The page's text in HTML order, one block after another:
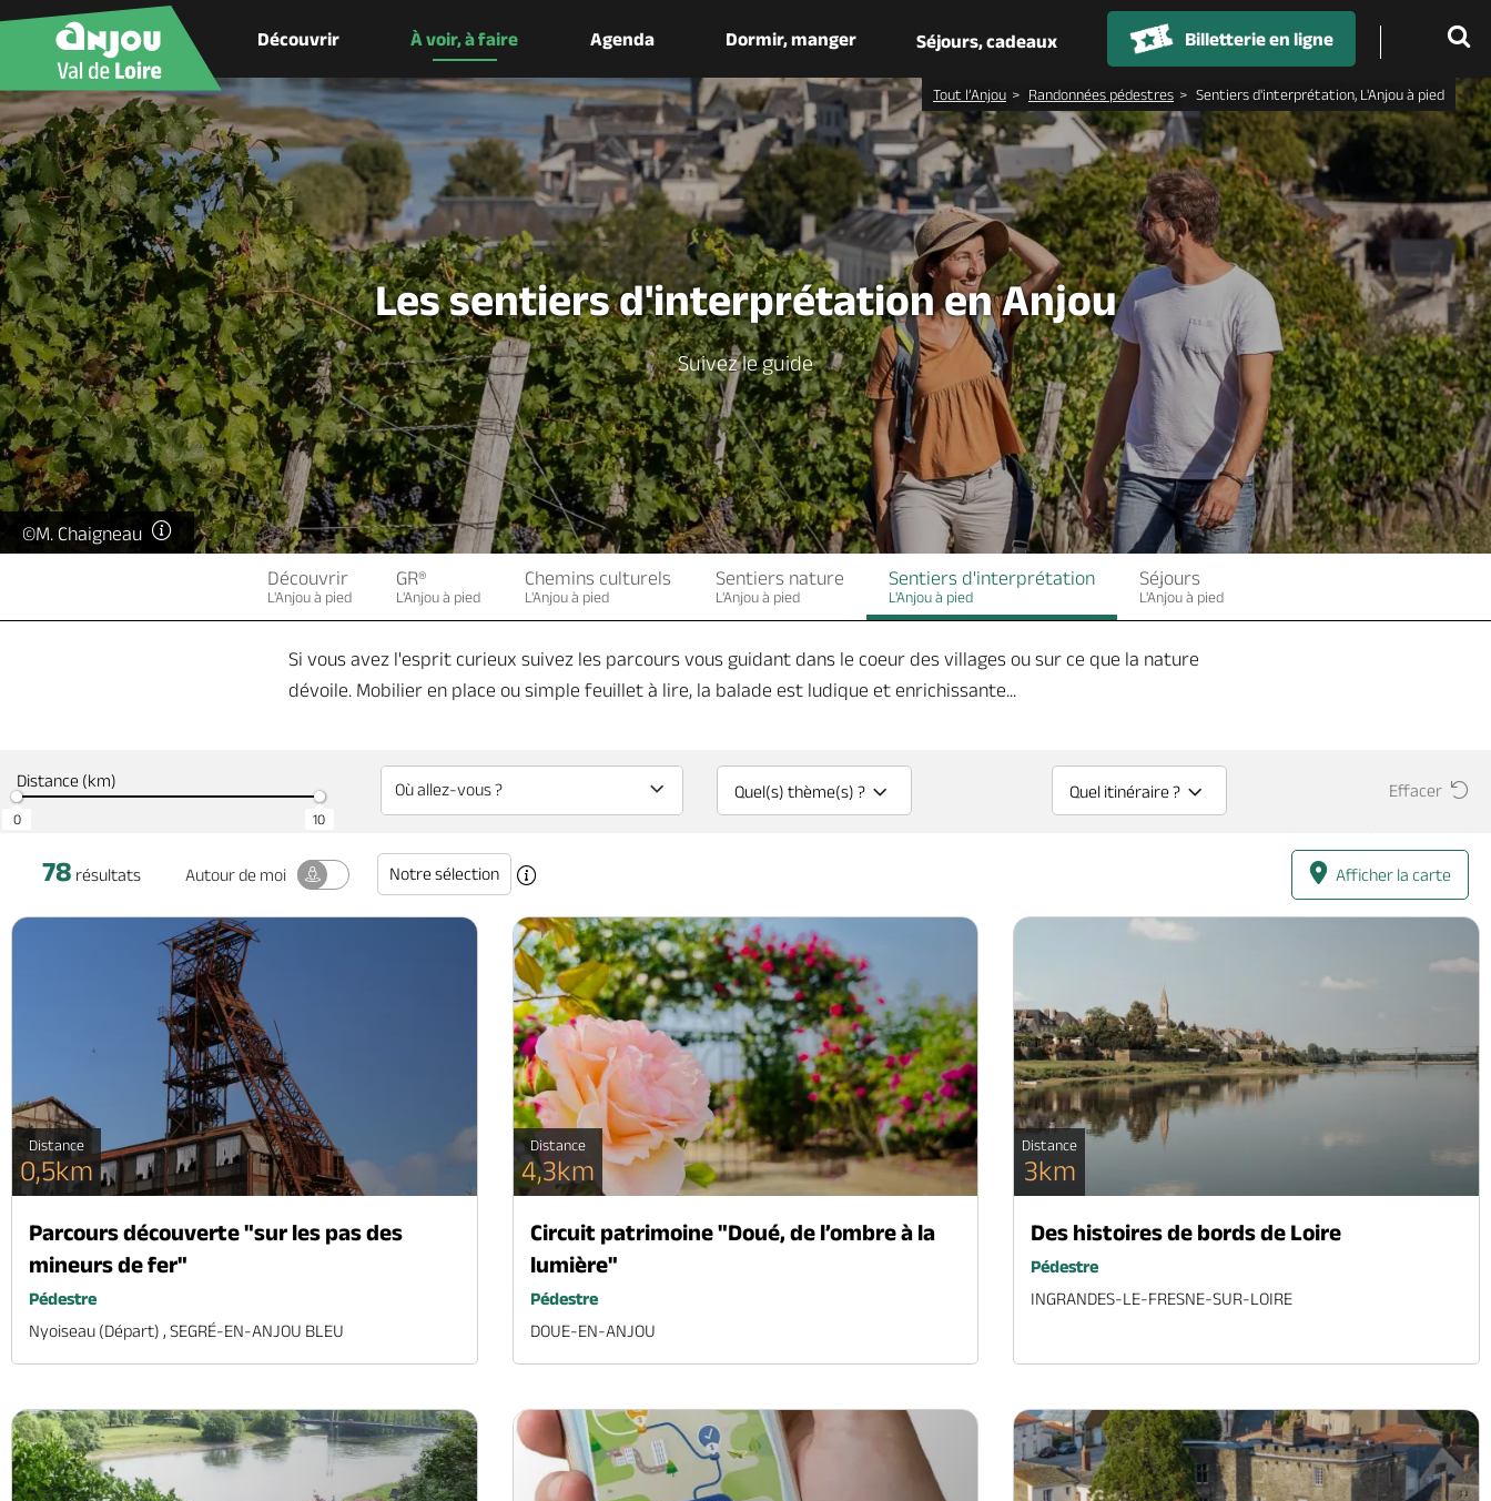
Découvrir À voir, à faire Agenda Dormir, manger Séjours, cadeaux Billetterie en ligne
Tout l’Anjou Randonnées pédestres Sentiers d'interprétation, L'Anjou à pied
Les sentiers d'interprétation en Anjou
Suivez le guide
©M. Chaigneau
Découvrir
L'Anjou à pied
GR®
L'Anjou à pied
Chemins culturels
L'Anjou à pied
Sentiers nature
L'Anjou à pied
Sentiers d'interprétation
L'Anjou à pied
Séjours
L'Anjou à pied
Si vous avez l'esprit curieux suivez les parcours vous guidant dans le coeur des villages ou sur ce que la nature
dévoile. Mobilier en place ou simple feuillet à lire, la balade est ludique et enrichissante...
Distance (km)
0 10
Quel(s) thème(s) ? Quel itinéraire ? Effacer
78 résultats Autourde moi Notre sélection Afficher la carte
Distance
0,5km
Parcours découverte "sur les pas des
mineurs de fer"
Pédestre
Nyoiseau (départ) , SEGRÉ-EN-ANJOU BLEU
Distance
4,3km
Circuit patrimoine "Doué, de l’ombre à la
lumière"
Pédestre
DOUE-EN-ANJOU
Distance
3km
Des histoires de bords de Loire
Pédestre
INGRANDES-LE-FRESNE-SUR-LOIRE